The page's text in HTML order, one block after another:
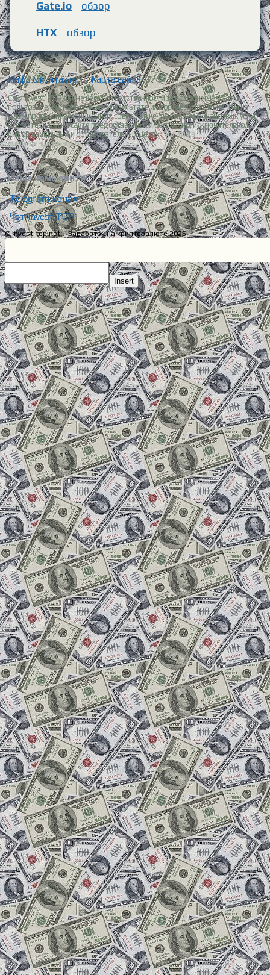
Gate.io обзор
HTX обзор
Инфо & контакты | Карта сайта
Сайт Invest-TOP.net не несет ответственности за возможные убытки
пользователей, понесенные в результате их торговых решений. Мы не
даем прямых инвестиционных советов и не оказываем финансовых услуг.
Все материалы на сайте предоставляются бесплатно, исключительно в
информационных и образовательных целях.Политика
конфиденциальности.
Наше комьюнити:
Telegram канал
Чат Invest TOP
© invest-top.net – Заработок на криптовалюте 2026
Insert